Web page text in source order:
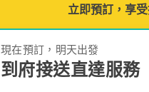
立即預訂，享
現在預訂，明天出發
到府接送直達服務